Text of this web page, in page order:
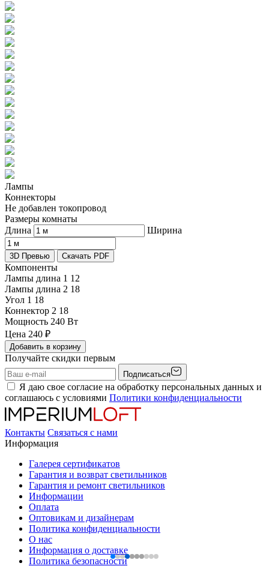
Лампы
Коннекторы
Не добавлен токопровод
Размеры комнаты
Длина
Ширина
3D Превью Скачать PDF
Компоненты
Лампы длина 1 12
Лампы длина 2 18
Угол 1 18
Коннектор 2 18
Мощность 240 Вт
Цена 240 ₽
Добавить в корзину
Получайте скидки первым
Подписаться
Я даю свое согласие на обработку персональных данных и
соглашаюсь с условиями Политики конфиденциальности
Контакты Связаться с нами
Информация
Галерея сертификатов
Гарантия и возврат светильников
Гарантия и ремонт светильников
Информации
Оплата
Оптовикам и дизайнерам
Политика конфиденциальности
О нас
Информация о доставке
Политика безопасности